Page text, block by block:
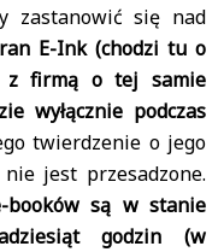
zastanowić się nad
E-Ink (chodzi tu o
z firmą o tej samie
wyłącznie podczas
twierdzenie o jego
jest przesadzone.
booków są w stanie
godzin (w